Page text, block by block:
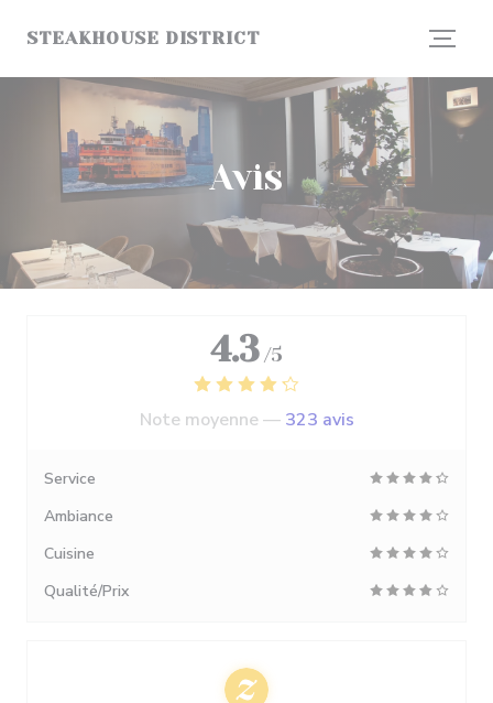
STEAKHOUSE DISTRICT
Avis
4.3 /5
Note moyenne — 323 avis
Service
Ambiance
Cuisine
Qualité/Prix